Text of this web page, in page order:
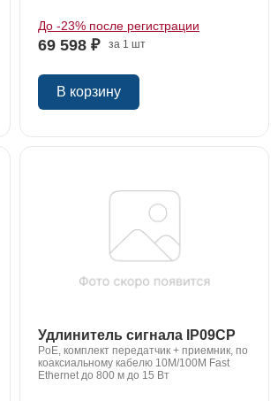
До -23% после регистрации
69 598 ₽ за 1 шт
В корзину
Удлинитель сигнала IP09CP
PoE, комплект передатчик + приемник, по
коаксиальному кабелю 10M/100M Fast
Ethernet до 800 м до 15 Вт